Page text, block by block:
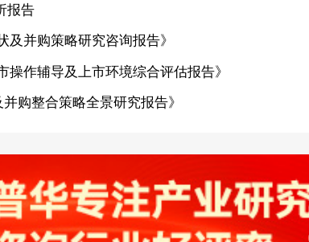
报告
并购策略研究咨询报告》
作辅导及上市环境综合评估报告》
购整合策略全景研究报告》